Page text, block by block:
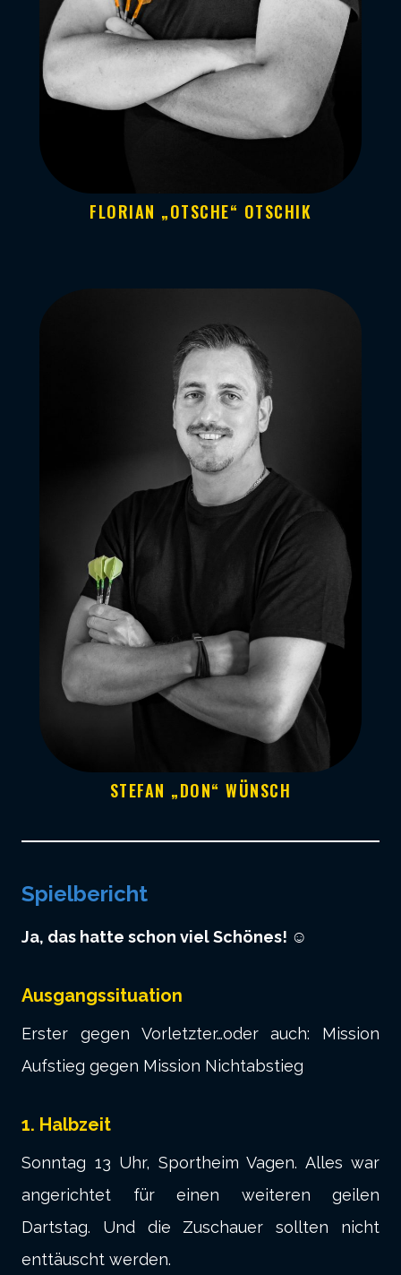
FLORIAN „OTSCHE“ OTSCHIK
STEFAN „DON“ WÜNSCH
Spielbericht
Ja, das hatte schon viel Schönes! ☺️
Ausgangssituation
Erster gegen Vorletzter…oder auch: Mission
Aufstieg gegen Mission Nichtabstieg
1. Halbzeit
Sonntag 13 Uhr, Sportheim Vagen. Alles war
angerichtet für einen weiteren geilen
Dartstag. Und die Zuschauer sollten nicht
enttäuscht werden.